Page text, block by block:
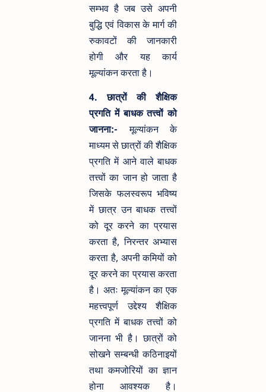
सम्भव है जब उसे अपनी
बुद्धि एवं विकास के मार्ग की
रुकावटों की जानकारी
होगी और यह कार्य
मूल्यांकन करता है।
4. छात्रों की शैक्षिक
प्रगति में बाधक तत्त्वों को
जानना:- मूल्यांकन के
माध्यम से छात्रों की शैक्षिक
प्रगति में आने वाले बाधक
तत्त्वों का जान हो जाता है
जिसके फलस्वरूप भविष्य
में छात्र उन बाधक तत्त्वों
को दूर करने का प्रयास
करता है, निरन्तर अभ्यास
करता है, अपनी कमियों को
दूर करने का प्रयास करता
है। अतः मूल्यांकन का एक
महत्त्वपूर्ण उद्देश्य शैक्षिक
प्रगति में बाधक तत्त्वों को
जानना भी है। छात्रों को
सोखने सम्बन्धी कठिनाइयों
तथा कमजोरियों का ज्ञान
होना आवश्यक है।